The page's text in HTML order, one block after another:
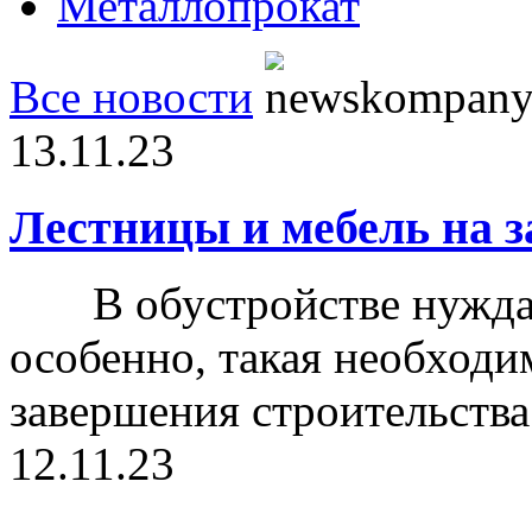
Все новости
13.11.23
Лестницы и мебель на
В обустройстве
особенно, такая
завершения
12.11.23